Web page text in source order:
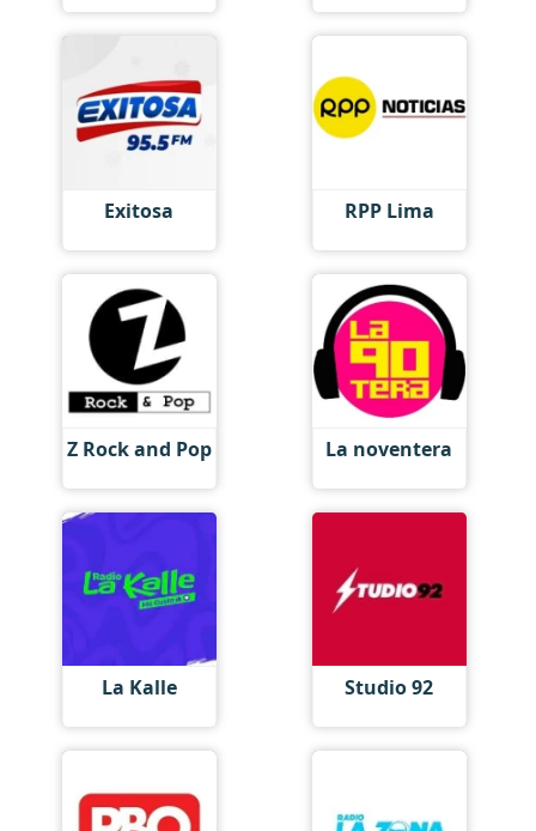
Exitosa RPP Lima
Z Rock and Pop La noventera
La Kalle Studio 92